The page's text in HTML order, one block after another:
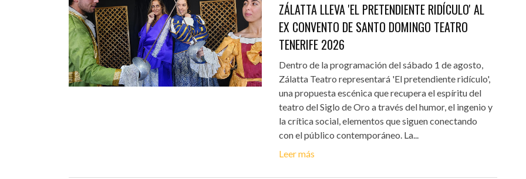
ZÁLATTA LLEVA 'EL PRETENDIENTE RIDÍCULO' AL
EX CONVENTO DE SANTO DOMINGO TEATRO
TENERIFE 2026
Dentro de la programación del sábado 1 de agosto,
Zálatta Teatro representará 'El pretendiente ridículo',
una propuesta escénica que recupera el espíritu del
teatro del Siglo de Oro a través del humor, el ingenio y
la crítica social, elementos que siguen conectando
con el público contemporáneo. La...
Leer más